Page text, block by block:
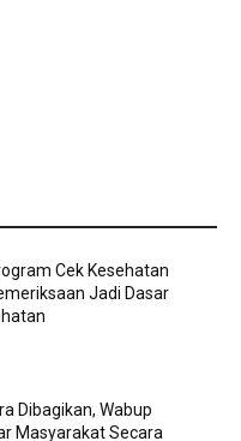
Cek Kesehatan
Jadi Dasar
Dibagikan, Wabup
Masyarakat Secara